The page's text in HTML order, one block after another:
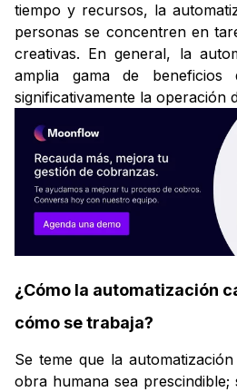
tiempo y recursos, la
personas se concentren en
creativas. En general, la
amplia gama de beneficios
significativamente la operación
¿Cómo la automatización
cómo se trabaja?
Se teme que la
obra humana sea prescindible;